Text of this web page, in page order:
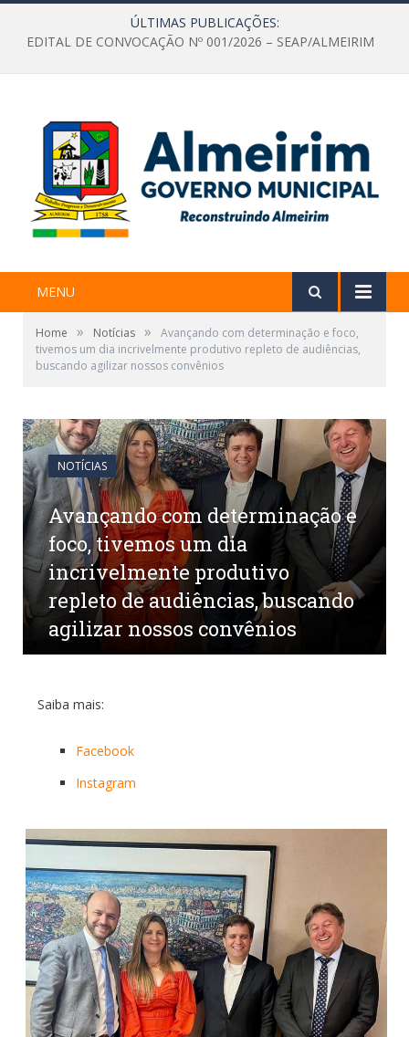
ÚLTIMAS PUBLICAÇÕES:
EDITAL DE CONVOCAÇÃO Nº 001/2026 – SEAP/ALMEIRIM
MENU
Home » Notícias »
Avançando com determinação e foco,
tivemos um dia incrivelmente produtivo repleto de audiências,
buscando agilizar nossos convênios
NOTÍCIAS
Avançando com determinação e
foco, tivemos um dia
incrivelmente produtivo
repleto de audiências, buscando
agilizar nossos convênios
Saiba mais:
Facebook
Instagram